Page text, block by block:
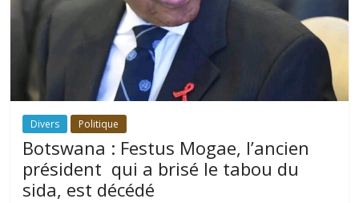
Divers Politique
Botswana : Festus Mogae, l’ancien
président qui a brisé le tabou du
sida, est décédé